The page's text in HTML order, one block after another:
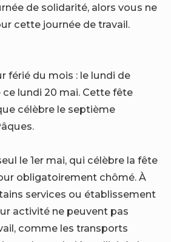
de solidarité, alors vous ne
cette journée de travail.
férié du mois : le lundi de
lundi 20 mai. Cette fête
célèbre le septième
le 1er mai, qui célèbre la fête
obligatoirement chômé. À
services ou établissement
activité ne peuvent pas
comme les transports